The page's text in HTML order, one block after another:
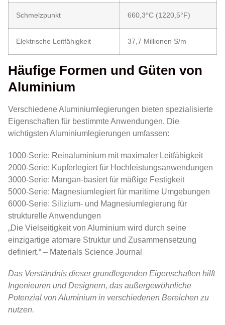
Schmelzpunkt 660,3°C (1220,5°F)
Elektrische Leitfähigkeit 37,7 Millionen S/m
Häufige Formen und Güten von
Aluminium
Verschiedene Aluminiumlegierungen bieten spezialisierte
Eigenschaften für bestimmte Anwendungen. Die
wichtigsten Aluminiumlegierungen umfassen:
1000-Serie: Reinaluminium mit maximaler Leitfähigkeit
2000-Serie: Kupferlegiert für Hochleistungsanwendungen
3000-Serie: Mangan-basiert für mäßige Festigkeit
5000-Serie: Magnesiumlegiert für maritime Umgebungen
6000-Serie: Silizium- und Magnesiumlegierung für
strukturelle Anwendungen
„Die Vielseitigkeit von Aluminium wird durch seine
einzigartige atomare Struktur und Zusammensetzung
definiert.“ – Materials Science Journal
Das Verständnis dieser grundlegenden Eigenschaften hilft
Ingenieuren und Designern, das außergewöhnliche
Potenzial von Aluminium in verschiedenen Bereichen zu
nutzen.